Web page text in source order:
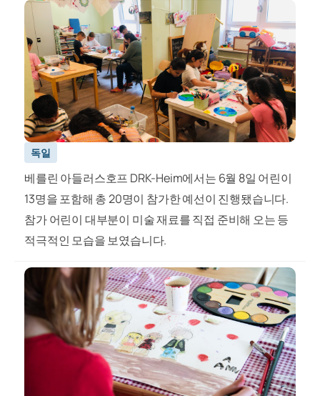
독일
베를린 아들러스호프 DRK-Heim에서는 6월 8일 어린이
13명을 포함해 총 20명이 참가한 예선이 진행됐습니다.
참가 어린이 대부분이 미술 재료를 직접 준비해 오는 등
적극적인 모습을 보였습니다.